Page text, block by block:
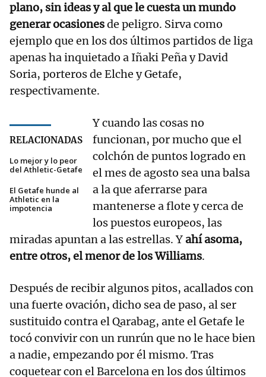
plano, sin ideas y al que le cuesta un mundo
generar ocasionesde peligro. Sirva como
ejemplo que en los dos últimos partidos de liga
apenas ha inquietado a Iñaki Peña y David
Soria, porteros de Elche y Getafe,
respectivamente.
RELACIONADAS
Lo mejor y lo peor
del Athletic-Getafe
El Getafe hunde al
Athletic en la
impotencia
Y cuando las cosas no
funcionan, por mucho que el
colchón de puntos logrado en
el mes de agosto sea una balsa
a la que aferrarse para
mantenerse a flote y cerca de
los puestos europeos, las
miradas apuntan a las estrellas. Yahí asoma,
entre otros, el menor de los Williams.
Después de recibir algunos pitos, acallados con
una fuerte ovación, dicho sea de paso, al ser
sustituido contra el Qarabag, ante el Getafe le
tocó convivir con un runrún que no le hace bien
a nadie, empezando por él mismo. Tras
coquetear con el Barcelona en los dos últimos